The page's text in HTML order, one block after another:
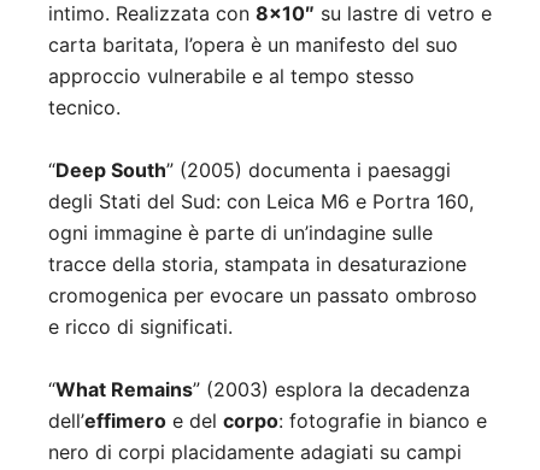
intimo. Realizzata con 8×10″ su lastre di vetro e
carta baritata, l’opera è un manifesto del suo
approccio vulnerabile e al tempo stesso
tecnico.
“Deep South” (2005) documenta i paesaggi
degli Stati del Sud: con Leica M6 e Portra 160,
ogni immagine è parte di un’indagine sulle
tracce della storia, stampata in desaturazione
cromogenica per evocare un passato ombroso
e ricco di significati.
“What Remains” (2003) esplora la decadenza
dell’effimero e del corpo: fotografie in bianco e
nero di corpi placidamente adagiati su campi